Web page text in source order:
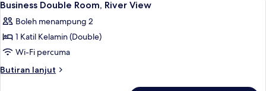
City
semua
foto
untuk
Business
Double
7
Business Double Room, River View
Boleh menampung 2
1 Katil Kelamin (Double)
Wi-Fi percuma
Butiran lanjut
Butiran